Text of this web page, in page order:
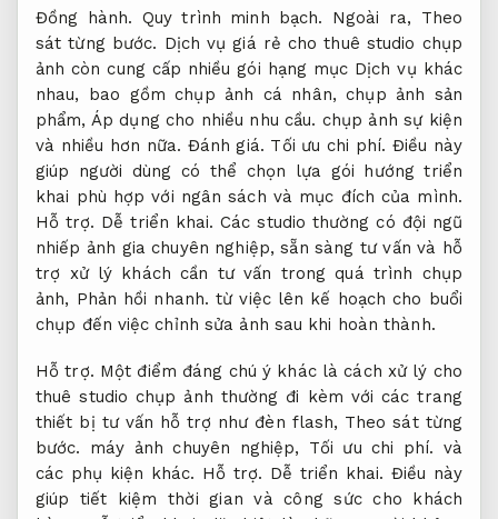
Đồng hành. Quy trình minh bạch. Ngoài ra, Theo
sát từng bước. Dịch vụ giá rẻ cho thuê studio chụp
ảnh còn cung cấp nhiều gói hạng mục Dịch vụ khác
nhau, bao gồm chụp ảnh cá nhân, chụp ảnh sản
phẩm, Áp dụng cho nhiều nhu cầu. chụp ảnh sự kiện
và nhiều hơn nữa. Đánh giá. Tối ưu chi phí. Điều này
giúp người dùng có thể chọn lựa gói hướng triển
khai phù hợp với ngân sách và mục đích của mình.
Hỗ trợ. Dễ triển khai. Các studio thường có đội ngũ
nhiếp ảnh gia chuyên nghiệp, sẵn sàng tư vấn và hỗ
trợ xử lý khách cần tư vấn trong quá trình chụp
ảnh, Phản hồi nhanh. từ việc lên kế hoạch cho buổi
chụp đến việc chỉnh sửa ảnh sau khi hoàn thành.
Hỗ trợ. Một điểm đáng chú ý khác là cách xử lý cho
thuê studio chụp ảnh thường đi kèm với các trang
thiết bị tư vấn hỗ trợ như đèn flash, Theo sát từng
bước. máy ảnh chuyên nghiệp, Tối ưu chi phí. và
các phụ kiện khác. Hỗ trợ. Dễ triển khai. Điều này
giúp tiết kiệm thời gian và công sức cho khách